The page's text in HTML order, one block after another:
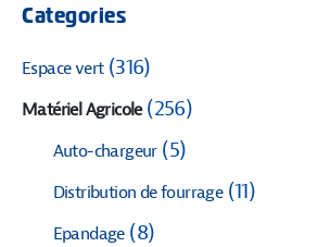
Categories
Espace vert (316)
Matériel Agricole (256)
Auto-chargeur (5)
Distribution de fourrage (11)
Epandage (8)